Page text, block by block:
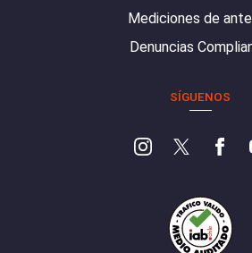
Mediciones de
Denuncias
SÍGUENOS